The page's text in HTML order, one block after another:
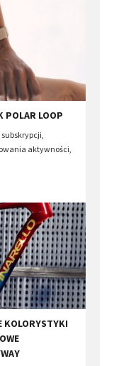
POLAR LOOP
aktywności,
KOLORYSTYKI